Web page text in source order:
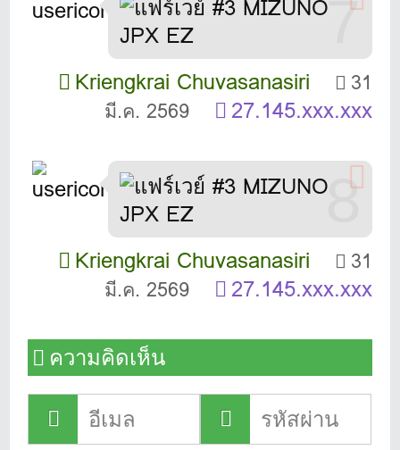
7
Kriengkrai Chuvasanasiri
31
มี.ค. 2569
27.145.xxx.xxx
8
Kriengkrai Chuvasanasiri
31
มี.ค. 2569
27.145.xxx.xxx
ความคิดเห็น